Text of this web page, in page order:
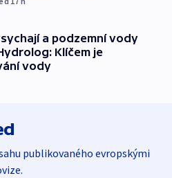
a podzemní vody
Klíčem je
vody
publikovaného evropskými